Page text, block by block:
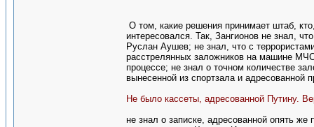
О том, какие решения принимает штаб,
интересовался. Так, Зангионов не знал,
Руслан Аушев; не знал, что с
расстрелянных заложников на машине
процессе; не знал о точном количестве
вынесенной из спортзала и адресованной
Не было кассеты, адресованной Путину.
не знал о записке, адресованной опять